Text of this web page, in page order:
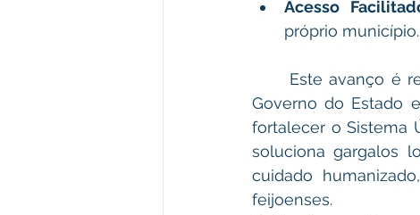
Acesso
próprio município.
Governo do Estado
fortalecer o Sistema
soluciona gargalos
cuidado
feijoenses.